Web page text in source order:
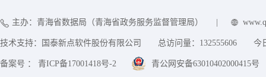
主办：青海省数据局（青海省政务服务监督管理局）
技术支持：国泰新点软件股份有限公司 总访问量： 132555606 今
备案号 ： 青ICP备17001418号-2 青公网安备63010402000415号